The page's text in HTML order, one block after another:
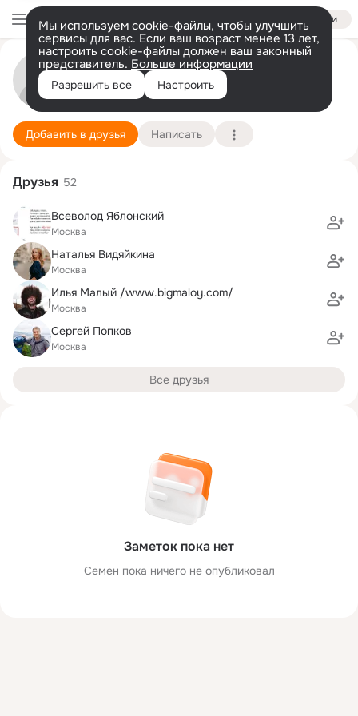
Войти
Мы используем cookie-файлы, чтобы улучшить
сервисы для вас. Если ваш возраст менее 13 лет,
настроить cookie-файлы должен ваш законный
представитель. Больше информации
Разрешить все Настроить
Семен Высоцкий
1 января (126 лет)
Добавить в друзья Написать
Заметок пока нет
Семен пока ничего не опубликовал
Друзья 52
Всеволод Яблонский
Москва
Наталья Видяйкина
Москва
Илья Малый /www.bigmaloy.com/
Москва
Сергей Попков
Москва
Все друзья